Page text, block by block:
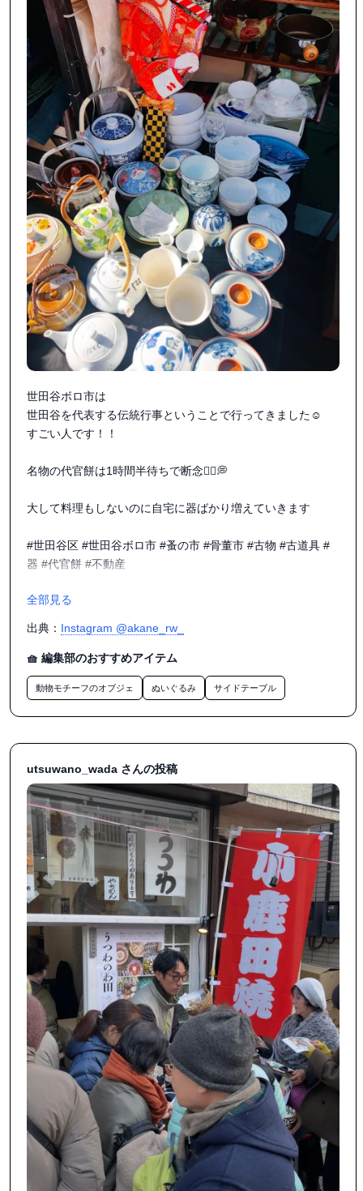
#世田谷ボロ市
#世田谷ボロ市戦利品
世田谷ボロ市は
世田谷を代表する伝統行事ということで行ってきました☺️
すごい人です！！
名物の代官餅は1時間半待ちで断念🤦‍♀️💭
大して料理もしないのに自宅に器ばかり増えていきます
#世田谷区 #世田谷ボロ市 #蚤の市 #骨董市 #古物 #古道具 #
器 #代官餅 #不動産
全部見る
出典： Instagram @akane_rw_
🧺 編集部のおすすめアイテム
動物モチーフのオブジェ ぬいぐるみ サイドテーブル
utsuwano_wada さんの投稿